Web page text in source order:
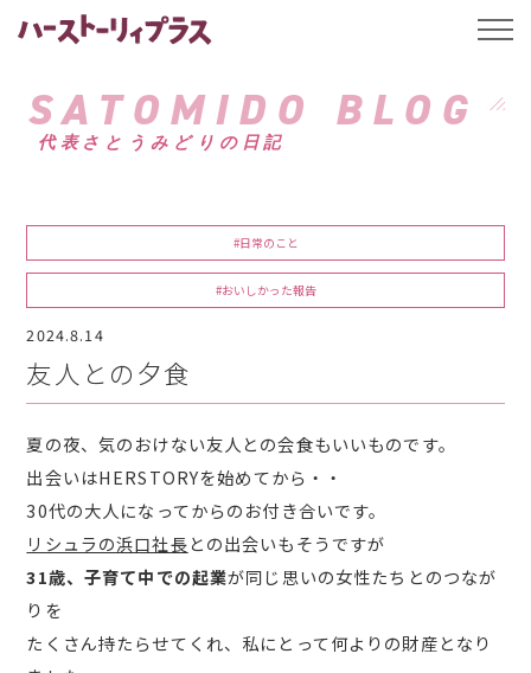
ハーストーリィプ
SATOMIDO BLOG
代表さとうみどりの日記
#日常のこと
#おいしかった報告
2024.8.14
友人との夕食
夏の夜、気のおけない友人との会食もいいものです。
出会いはHERSTORYを始めてから・・
30代の大人になってからのお付き合いです。
リシュラの浜口社長との出会いもそうですが
31歳、子育て中での起業が同じ思いの女性たちとのつなが
りを
たくさん持たらせてくれ、私にとって何よりの財産となり
t
l
a
n